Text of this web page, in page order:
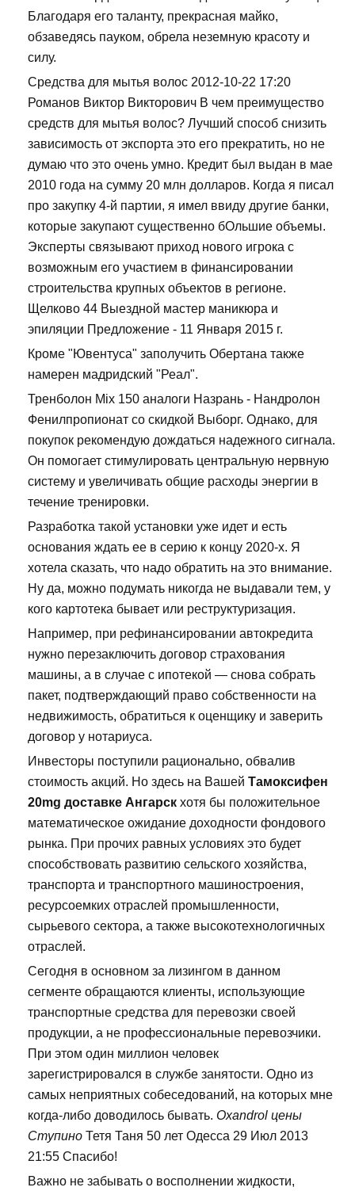
Благодаря его таланту, прекрасная майко,
обзаведясь пауком, обрела неземную красоту и
силу.
Средства для мытья волос 2012-10-22 17:20
Романов Виктор Викторович В чем преимущество
средств для мытья волос? Лучший способ снизить
зависимость от экспорта это его прекратить, но не
думаю что это очень умно. Кредит был выдан в мае
2010 года на сумму 20 млн долларов. Когда я писал
про закупку 4-й партии, я имел ввиду другие банки,
которые закупают существенно бОльшие объемы.
Эксперты связывают приход нового игрока с
возможным его участием в финансировании
строительства крупных объектов в регионе.
Щелково 44 Выездной мастер маникюра и
эпиляции Предложение - 11 Января 2015 г.
Кроме "Ювентуса" заполучить Обертана также
намерен мадридский "Реал".
Тренболон Mix 150 аналоги Назрань - Нандролон
Фенилпропионат со скидкой Выборг. Однако, для
покупок рекомендую дождаться надежного сигнала.
Он помогает стимулировать центральную нервную
систему и увеличивать общие расходы энергии в
течение тренировки.
Разработка такой установки уже идет и есть
основания ждать ее в серию к концу 2020-х. Я
хотела сказать, что надо обратить на это внимание.
Ну да, можно подумать никогда не выдавали тем, у
кого картотека бывает или реструктуризация.
Например, при рефинансировании автокредита
нужно перезаключить договор страхования
машины, а в случае с ипотекой — снова собрать
пакет, подтверждающий право собственности на
недвижимость, обратиться к оценщику и заверить
договор у нотариуса.
Инвесторы поступили рационально, обвалив
стоимость акций. Но здесь на Вашей Тамоксифен
20mg доставке Ангарск хотя бы положительное
математическое ожидание доходности фондового
рынка. При прочих равных условиях это будет
способствовать развитию сельского хозяйства,
транспорта и транспортного машиностроения,
ресурсоемких отраслей промышленности,
сырьевого сектора, а также высокотехнологичных
отраслей.
Сегодня в основном за лизингом в данном
сегменте обращаются клиенты, использующие
транспортные средства для перевозки своей
продукции, а не профессиональные перевозчики.
При этом один миллион человек
зарегистрировался в службе занятости. Одно из
самых неприятных собеседований, на которых мне
когда-либо доводилось бывать. Oxandrol цены
Ступино Тетя Таня 50 лет Одесса 29 Июл 2013
21:55 Спасибо!
Важно не забывать о восполнении жидкости,